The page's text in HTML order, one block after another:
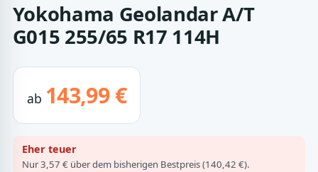
Yokohama Geolandar A/T
G015 255/65 R17 114H
ab 143,99 €
Eher teuer
Nur 3,57 € über dem bisherigen Bestpreis (140,42 €).